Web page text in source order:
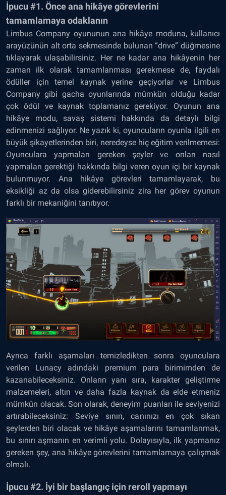
İpucu #1. Önce ana hikâye görevlerini
tamamlamaya odaklanın
Limbus Company oyununun ana hikâye moduna, kullanıcı
arayüzünün alt orta sekmesinde bulunan “drive” düğmesine
tıklayarak ulaşabilirsiniz. Her ne kadar ana hikâyenin her
zaman ilk olarak tamamlanması gerekmese de, faydalı
ödüller için temel kaynak yerine geçiyorlar ve Limbus
Company gibi gacha oyunlarında mümkün olduğu kadar
çok ödül ve kaynak toplamanız gerekiyor. Oyunun ana
hikâye modu, savaş sistemi hakkında da detaylı bilgi
edinmenizi sağlıyor. Ne yazık ki, oyuncuların oyunla ilgili en
büyük şikayetlerinden biri, neredeyse hiç eğitim verilmemesi:
Oyunculara yapmaları gereken şeyler ve onları nasıl
yapmaları gerektiği hakkında bilgi veren oyun içi bir kaynak
bulunmuyor. Ana hikâye görevleri tamamlayarak, bu
eksikliği az da olsa giderebilirsiniz zira her görev oyunun
farklı bir mekaniğini tanıtıyor.
Ayrıca farklı aşamaları temizledikten sonra oyunculara
verilen Lunacy adındaki premium para birimimden de
kazanabileceksiniz. Onların yanı sıra, karakter geliştirme
malzemeleri, altın ve daha fazla kaynak da elde etmeniz
mümkün olacak. Son olarak, deneyim puanları ile seviyenizi
artırabileceksiniz: Seviye sınırı, canınızı en çok sıkan
şeylerden biri olacak ve hikâye aşamalarını tamamlanmak,
bu sınırı aşmanın en verimli yolu. Dolayısıyla, ilk yapmanız
gereken şey, ana hikâye görevlerini tamamlamaya çalışmak
olmalı.
İpucu #2. İyi bir başlangıç için reroll yapmayı